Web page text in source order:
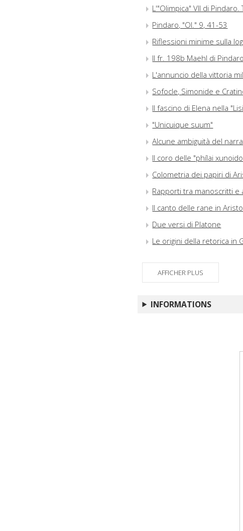
L'"Olimpica" VII di
Pindaro, "Ol." 9, 41-53
Riflessioni minime sulla
Il fr. 198b Maehl di
L'annuncio della vittoria
Sofocle, Simonide e
Il fascino di Elena nella
"Unicuique suum"
Alcune ambiguità del
Il coro delle "phílai
Colometria dei papiri di
Rapporti tra manoscritti e
Il canto delle rane in
Due versi di Platone
Le origini della retorica in
"Éba róon". Una nota
abbandona Antonio")
AFFICHER PLUS
INFORMATIONS